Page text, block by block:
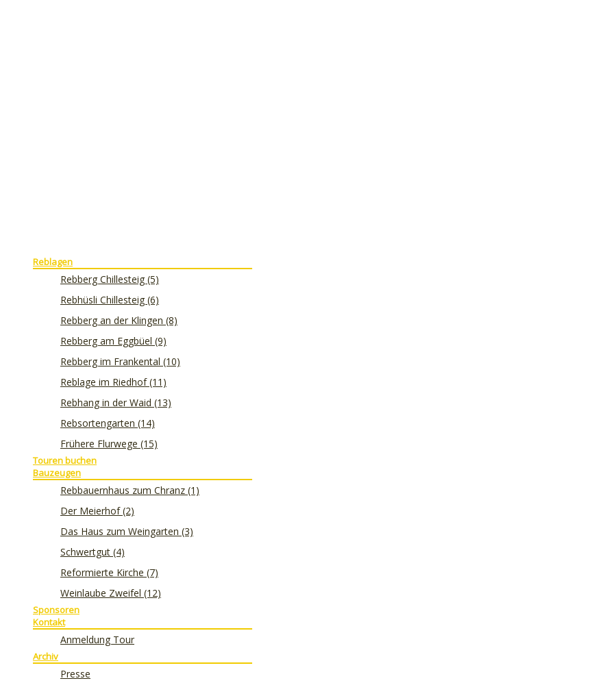
Reblagen
Rebberg Chillesteig (5)
Rebhüsli Chillesteig (6)
Rebberg an der Klingen (8)
Rebberg am Eggbüel (9)
Rebberg im Frankental (10)
Reblage im Riedhof (11)
Rebhang in der Waid (13)
Rebsortengarten (14)
Frühere Flurwege (15)
Touren buchen
Bauzeugen
Rebbauernhaus zum Chranz (1)
Der Meierhof (2)
Das Haus zum Weingarten (3)
Schwertgut (4)
Reformierte Kirche (7)
Weinlaube Zweifel (12)
Sponsoren
Kontakt
Anmeldung Tour
Archiv
Presse